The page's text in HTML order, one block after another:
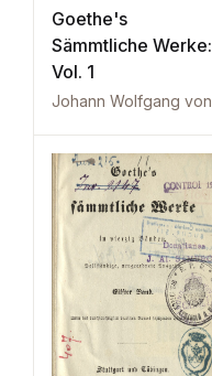
Goethe's
Sämmtliche Werke:
Vol. 1